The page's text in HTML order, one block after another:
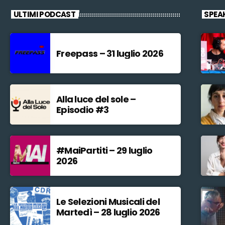
ULTIMI PODCAST
Freepass – 31 luglio 2026
Alla luce del sole –
Episodio #3
#MaiPartiti – 29 luglio
2026
Le Selezioni Musicali del
Martedì – 28 luglio 2026